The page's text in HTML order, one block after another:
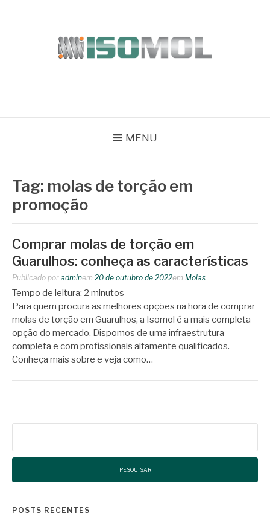
MENU
Tag: molas de torção em
promoção
Comprar molas de torção em
Guarulhos: conheça as características
Publicado por adminem 20 de outubro de 2022em Molas
Tempo de leitura: 2 minutos
Para quem procura as melhores opções na hora de comprar
molas de torção em Guarulhos, a Isomol é a mais completa
opção do mercado. Dispomos de uma infraestrutura
completa e com profissionais altamente qualificados.
Conheça mais sobre e veja como…
POSTS RECENTES